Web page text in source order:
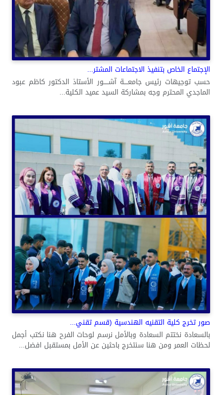
الإجتماع الخاص بتنفيذ الاجتماعات المشتر...
حسب توجيهات رئيس جامعــــة آشـــــور الأستاذ الدكتور كاظم عبود
الماجدي المحترم وجه بمشاركة السيد عميد الكلية...
صور تخرج كلية التقنيه الهندسية (قسم تقني...
بالسعادة نختتم السعادة وبالأمل نرسم لوحات الفرح هنا نكتب أجمل
لحظات العمر ومن هنا سنتخرج باحثين عن الأمل بمستقبل افضل...